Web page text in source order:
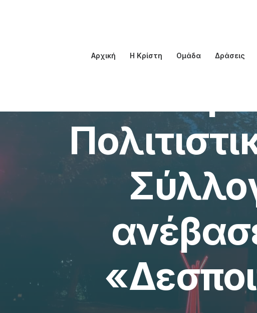
Αρχική Η Κρίστη Ομάδα Δράσεις
Η